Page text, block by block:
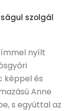
szolgál
nyílt
képpel és
Anne
s egyúttal az